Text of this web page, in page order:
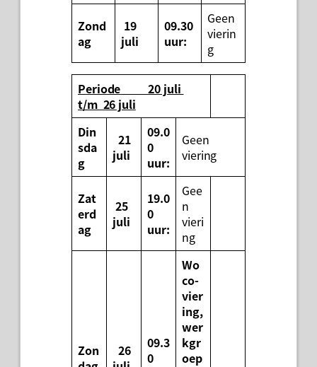
Zond
ag
19
juli
09.30
uur:
Geen
vierin
g
Periode 20 juli
t/m 26 juli
Din
sda
g
21
juli
09.0
0
uur:
Geen
viering
Zat
erd
ag
25
juli
19.0
0
uur:
Gee
n
vieri
ng
Zon
26
09.3
0
Wo
co-
vier
ing,
wer
kgr
oep